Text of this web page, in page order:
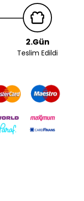
2.Gün
Teslim Edildi